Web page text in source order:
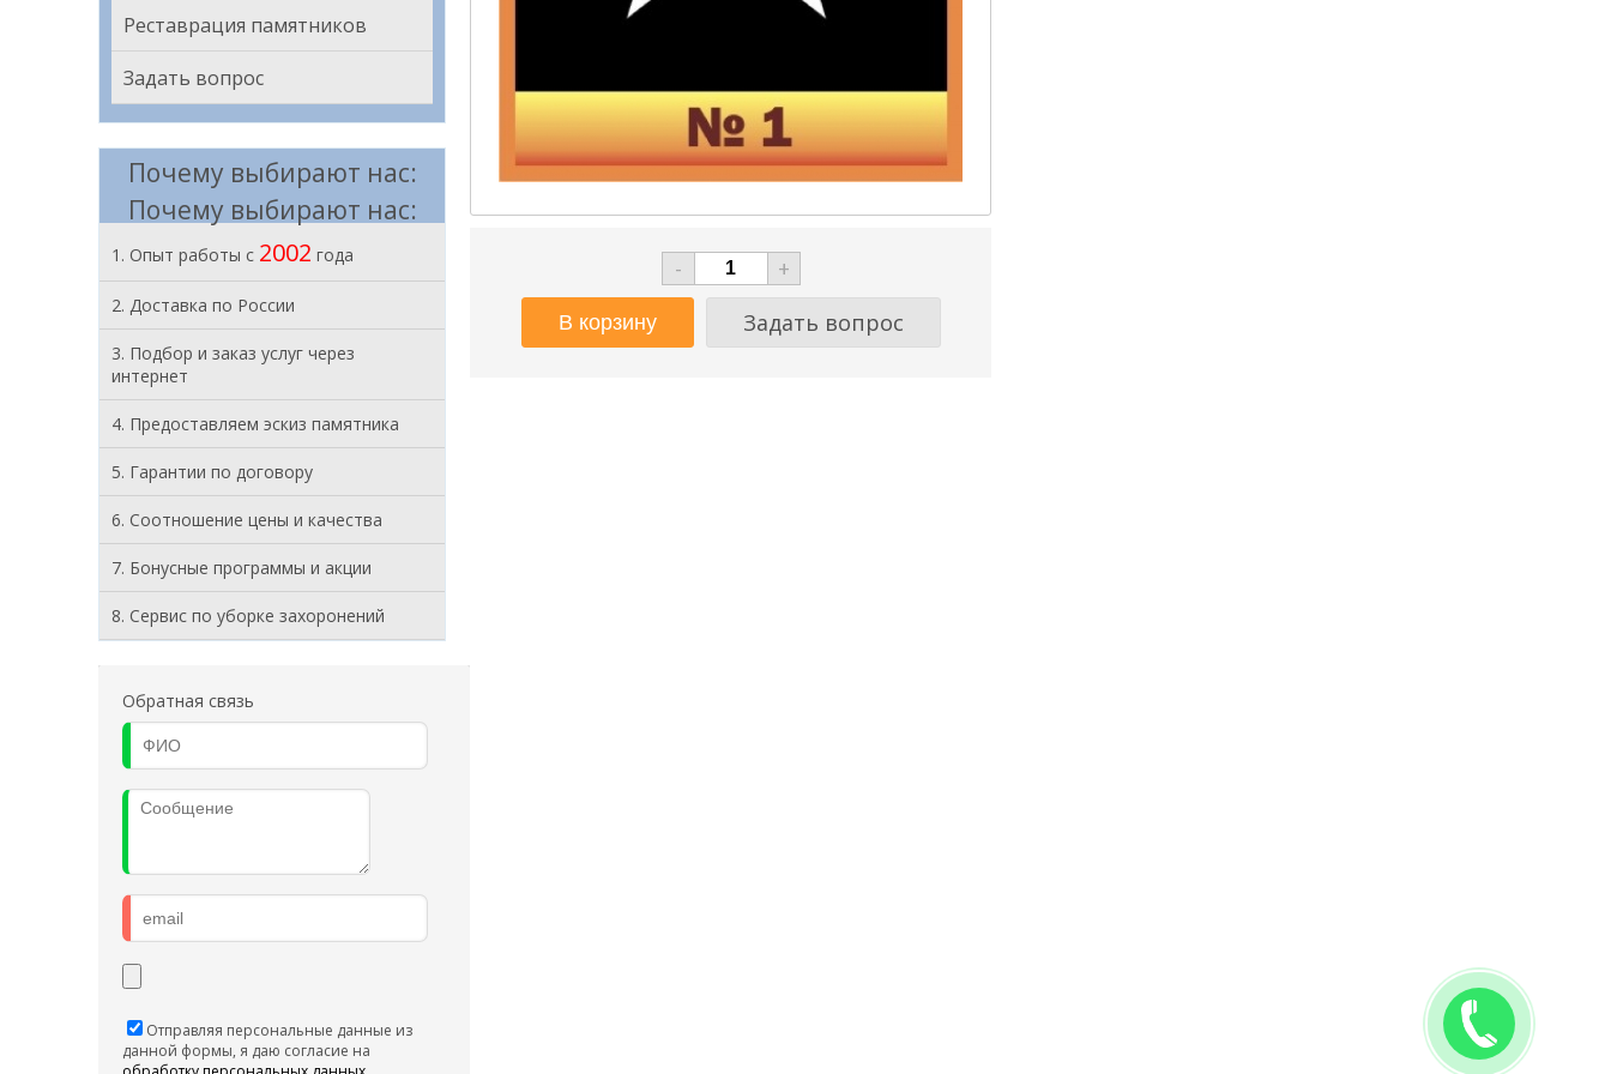
Реставрация памятников
Задать вопрос
Почему выбирают нас:
Почему выбирают нас:
1. Опыт работы с 2002 года
2. Доставка по России
3. Подбор и заказ услуг через
интернет
4. Предоставляем эскиз памятника
5. Гарантии по договору
6. Соотношение цены и качества
7. Бонусные программы и акции
8. Cервис по уборке захоронений
Обратная связь
Отправляя персональные данные из
данной формы, я даю согласие на
-
+
Задать вопрос